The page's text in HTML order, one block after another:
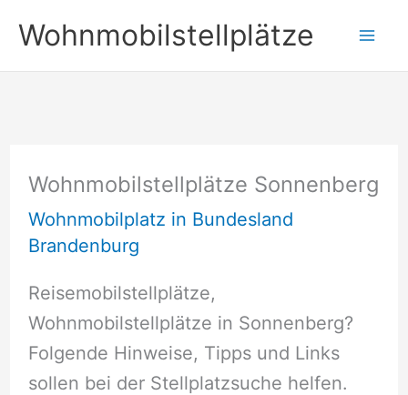
Inhalt
springen
Wohnmobilstellplätze
Wohnmobilstellplätze Sonnenberg
Wohnmobilplatz in Bundesland
Brandenburg
Reisemobilstellplätze,
Wohnmobilstellplätze in Sonnenberg?
Folgende Hinweise, Tipps und Links
sollen bei der Stellplatzsuche helfen.